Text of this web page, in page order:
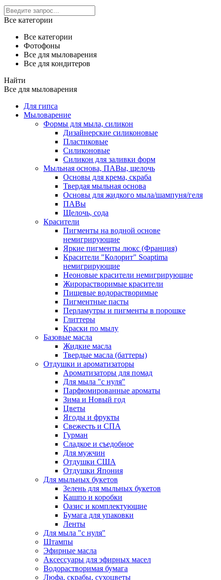
Все категории
Все категории
Фотофоны
Все для мыловарения
Все для кондитеров
Найти
Все для мыловарения
Для гипса
Мыловарение
Формы для мыла, силикон
Дизайнерские силиконовые
Пластиковые
Силиконовые
Силикон для заливки форм
Мыльная основа, ПАВы, щелочь
Основы для крема, скраба
Твердая мыльная основа
Основы для жидкого мыла/шампуня/геля
ПАВы
Щелочь, сода
Красители
Пигменты на водной основе
немигрирующие
Яркие пигменты люкс (Франция)
Красители "Колорит" Soaptima
немигрирующие
Неоновые красители немигрирующие
Жирорастворимые красители
Пищевые водорастворимые
Пигментные пасты
Перламутры и пигменты в порошке
Глиттеры
Краски по мылу
Базовые масла
Жидкие масла
Твердые масла (баттеры)
Отдушки и ароматизаторы
Ароматизаторы для помад
Для мыла "с нуля"
Парфюмированные ароматы
Зима и Новый год
Цветы
Ягоды и фрукты
Свежесть и СПА
Гурман
Сладкое и съедобное
Для мужчин
Отдушки США
Отдушки Япония
Для мыльных букетов
Зелень для мыльных букетов
Кашпо и коробки
Оазис и комплектующие
Бумага для упаковки
Ленты
Для мыла "с нуля"
Штампы
Эфирные масла
Аксессуары для эфирных масел
Водорастворимая бумага
Люфа, скрабы, сухоцветы